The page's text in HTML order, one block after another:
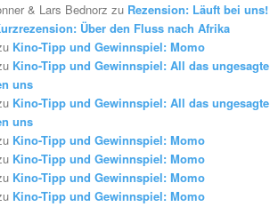
& Lars Bednorz zu Rezension: Läuft bei uns!
Über den Fluss nach Afrika
Kino-Tipp und Gewinnspiel: Momo
Kino-Tipp und Gewinnspiel: All das ungesagte
uns
Kino-Tipp und Gewinnspiel: All das ungesagte
uns
Kino-Tipp und Gewinnspiel: Momo
Kino-Tipp und Gewinnspiel: Momo
Kino-Tipp und Gewinnspiel: Momo
Kino-Tipp und Gewinnspiel: Momo